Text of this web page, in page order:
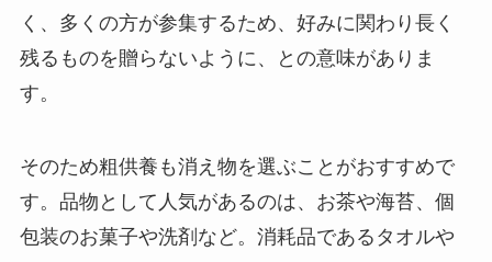
く、多くの方が参集するため、好みに関わり長く
残るものを贈らないように、との意味がありま
す。
そのため粗供養も消え物を選ぶことがおすすめで
す。品物として人気があるのは、お茶や海苔、個
包装のお菓子や洗剤など。消耗品であるタオルや